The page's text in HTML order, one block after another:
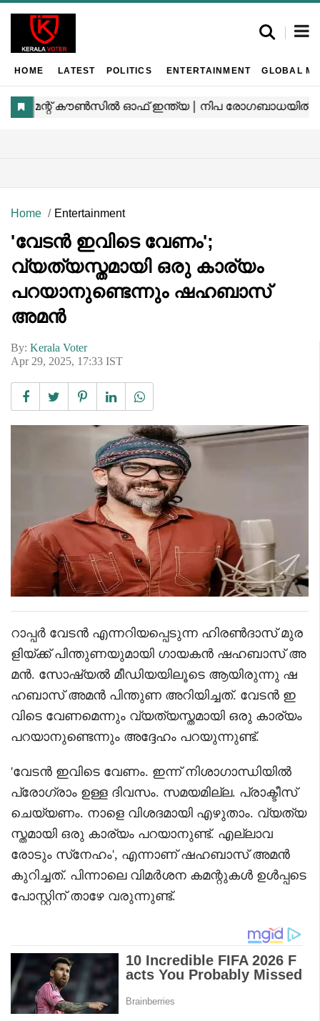
HOME LATEST POLITICS ENTERTAINMENT GLOBAL
Home Entertainment
'വേടൻ ഇവിടെ വേണം';
വ്യത്യസ്തമായി ഒരു കാര്യം
പറയാനുണ്ടെന്നും ഷഹബാസ്
അമൻ
By: Kerala Voter
Apr 29, 2025, 17:33 IST
റാപ്പർ വേടൻ എന്നറിയപ്പെടുന്ന ഹിരൺദാസ് മുര
ളിയ്ക്ക് പിന്തുണയുമായി ഗായകൻ ഷഹബാസ് അ
മൻ. സോഷ്യൽ മീഡിയയിലൂടെ ആയിരുന്നു ഷ
ഹബാസ് അമൻ പിന്തുണ അറിയിച്ചത്. വേടൻ ഇ
വിടെ വേണമെന്നും വ്യത്യസ്തമായി ഒരു കാര്യം
പറയാനുണ്ടെന്നും അദ്ദേഹം പറയുന്നുണ്ട്.
'വേടൻ ഇവിടെ വേണം. ഇന്ന് നിശാഗാന്ധിയിൽ
പ്രോഗ്രാം ഉള്ള ദിവസം. സമയമില്ല. പ്രാക്ടീസ്
ചെയ്യണം. നാളെ വിശദമായി എഴുതാം. വ്യത്യ
സ്തമായി ഒരു കാര്യം പറയാനുണ്ട്. എല്ലാവ
രോടും സ്‌നേഹം', എന്നാണ് ഷഹബാസ് അമൻ
കുറിച്ചത്. പിന്നാലെ വിമർശന കമന്റുകൾ ഉൾപ്പടെ
പോസ്റ്റിന് താഴേ വരുന്നുണ്ട്.